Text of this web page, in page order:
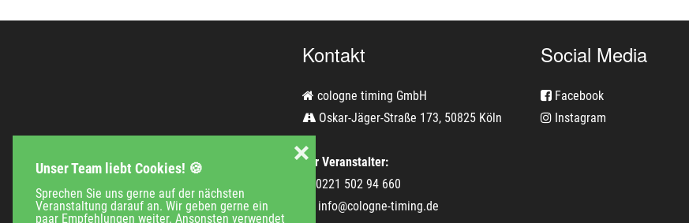
Unser Team liebt Cookies! 🍪
Sprechen Sie uns gerne auf der nächsten
Veranstaltung darauf an. Wir geben gerne ein
paar Empfehlungen weiter. Ansonsten verwendet
❌
Kontakt
cologne timing GmbH
Oskar-Jäger-Straße 173, 50825 Köln
Für Veranstalter:
0221 502 94 660
info@cologne-timing.de
Social Media
Facebook
Instagram